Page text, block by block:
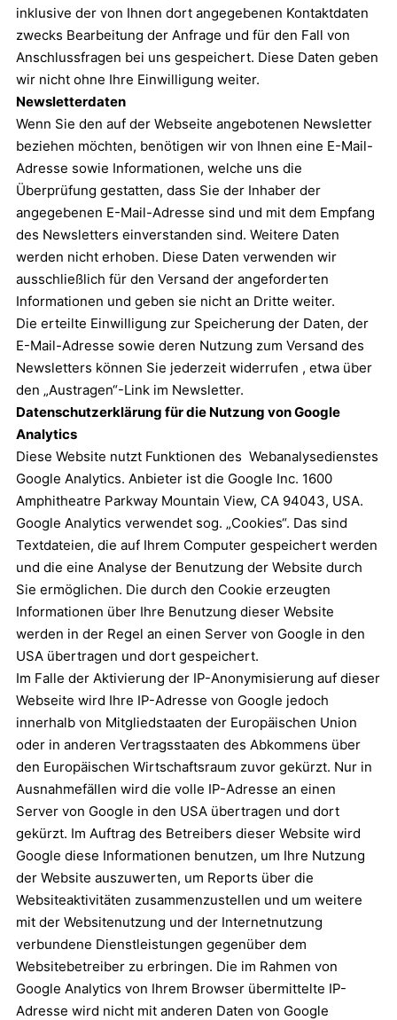
inklusive der von Ihnen dort angegebenen Kontaktdaten
zwecks Bearbeitung der Anfrage und für den Fall von
Anschlussfragen bei uns gespeichert. Diese Daten geben
wir nicht ohne Ihre Einwilligung weiter.
Newsletterdaten
Wenn Sie den auf der Webseite angebotenen Newsletter
beziehen möchten, benötigen wir von Ihnen eine E-Mail-
Adresse sowie Informationen, welche uns die
Überprüfung gestatten, dass Sie der Inhaber der
angegebenen E-Mail-Adresse sind und mit dem Empfang
des Newsletters einverstanden sind. Weitere Daten
werden nicht erhoben. Diese Daten verwenden wir
ausschließlich für den Versand der angeforderten
Informationen und geben sie nicht an Dritte weiter.
Die erteilte Einwilligung zur Speicherung der Daten, der
E-Mail-Adresse sowie deren Nutzung zum Versand des
Newsletters können Sie jederzeit widerrufen , etwa über
den „Austragen“-Link im Newsletter.
Datenschutzerklärung für die Nutzung von Google
Analytics
Diese Website nutzt Funktionen des Webanalysedienstes
Google Analytics. Anbieter ist die Google Inc. 1600
Amphitheatre Parkway Mountain View, CA 94043, USA.
Google Analytics verwendet sog. „Cookies“. Das sind
Textdateien, die auf Ihrem Computer gespeichert werden
und die eine Analyse der Benutzung der Website durch
Sie ermöglichen. Die durch den Cookie erzeugten
Informationen über Ihre Benutzung dieser Website
werden in der Regel an einen Server von Google in den
USA übertragen und dort gespeichert.
Im Falle der Aktivierung der IP-Anonymisierung auf dieser
Webseite wird Ihre IP-Adresse von Google jedoch
innerhalb von Mitgliedstaaten der Europäischen Union
oder in anderen Vertragsstaaten des Abkommens über
den Europäischen Wirtschaftsraum zuvor gekürzt. Nur in
Ausnahmefällen wird die volle IP-Adresse an einen
Server von Google in den USA übertragen und dort
gekürzt. Im Auftrag des Betreibers dieser Website wird
Google diese Informationen benutzen, um Ihre Nutzung
der Website auszuwerten, um Reports über die
Websiteaktivitäten zusammenzustellen und um weitere
mit der Websitenutzung und der Internetnutzung
verbundene Dienstleistungen gegenüber dem
Websitebetreiber zu erbringen. Die im Rahmen von
Google Analytics von Ihrem Browser übermittelte IP-
Adresse wird nicht mit anderen Daten von Google